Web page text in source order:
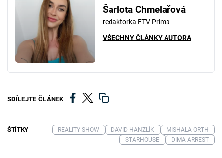
Šarlota Chmelařová
redaktorka FTV Prima
VŠECHNY ČLÁNKY AUTORA
SDÍLEJTE ČLÁNEK
ŠTÍTKY REALITY SHOW DAVID HANZLÍK
MISHALA ORTH
STARHOUSE
DIMA ARREST